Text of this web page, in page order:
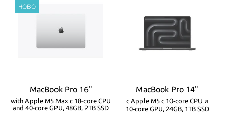
MacBook Pro 16"
with Apple M5 Max с 18-core CPU
and 40-core GPU, 48GB, 2TB SSD
MacBook Pro 14"
с Apple M5 с 10‑core CPU и
10‑core GPU, 24GB, 1TB SSD